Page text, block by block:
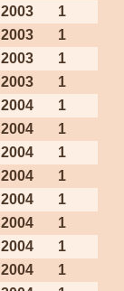
2003
1
2003
1
2003
1
2003
1
2004
1
2004
1
2004
1
2004
1
2004
1
2004
1
2004
1
2004
1